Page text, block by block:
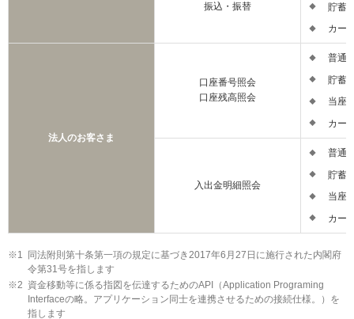
振込・振替
貯蓄
カー
法人のお客さま
口座番号照会
口座残高照会
普通
貯蓄
当座
カー
入出金明細照会
普通
貯蓄
当座
カー
同法附則第十条第一項の規定に基づき2017年6月27日に施行された内閣府
令第31号を指します
資金移動等に係る指図を伝達するためのAPI（Application Programing
Interfaceの略。アプリケーション同士を連携させるための接続仕様。）を
指します